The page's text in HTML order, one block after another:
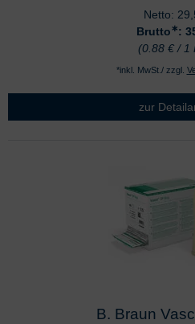
Netto:
Brutto∗:
(0.88 € / 1
*inkl. MwSt./ zzgl.
zur
B. Braun